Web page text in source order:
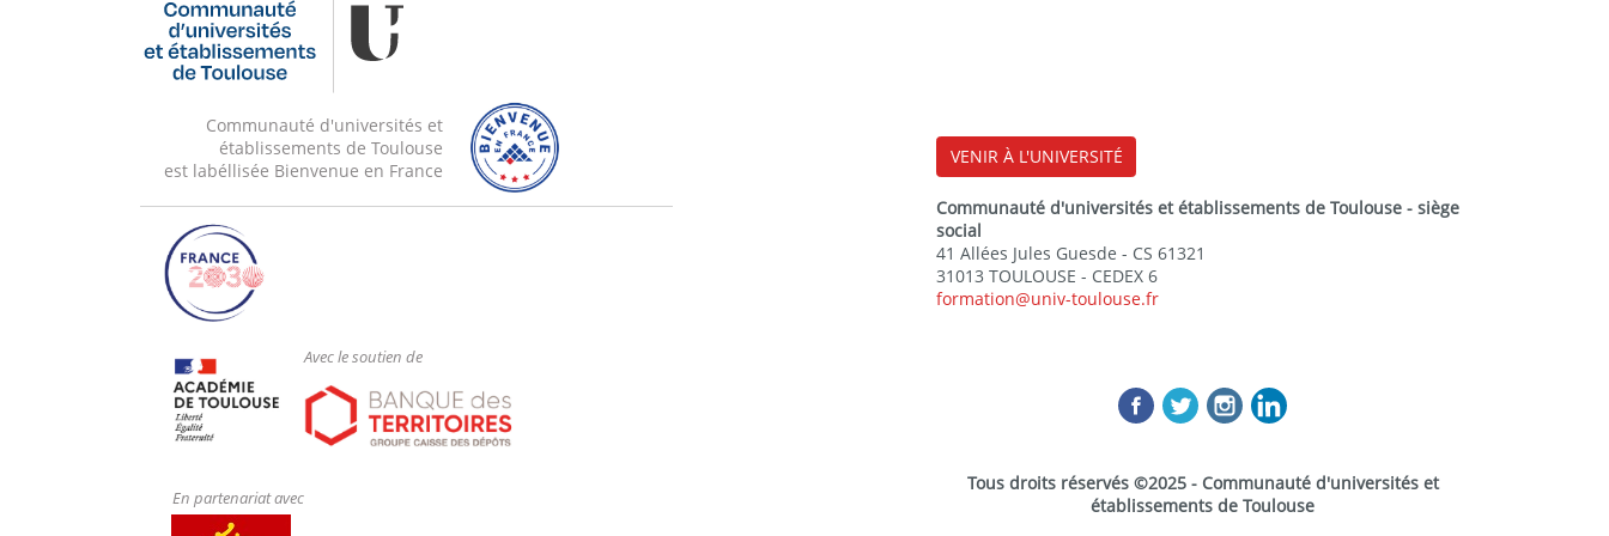
Communauté d'universités et
établissements de Toulouse
est labéllisée Bienvenue en France
Avec le soutien de
En partenariat avec
VENIR À L'UNIVERSITÉ
Communauté d'universités et établissements de Toulouse - siège
social
41 Allées Jules Guesde - CS 61321
31013 TOULOUSE - CEDEX 6
formation@univ-toulouse.fr
Tous droits réservés ©2025 - Communauté d'universités et
établissements de Toulouse